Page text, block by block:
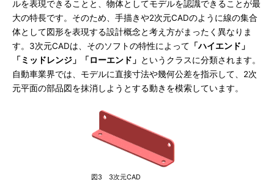
ルを表現できることと、物体としてモデルを認識できることが最
大の特長です。そのため、手描きや2次元CADのように線の集合
体として図形を表現する設計概念と考え方がまったく異なりま
す。3次元CADは、そのソフトの特性によって 「ハイエンド」
「ミッドレンジ」「ローエンド」 というクラスに分類されます。
自動車業界では、モデルに直接寸法や幾何公差を指示して、2次
元平面の部品図を抹消しようとする動きを模索しています。
図3 3次元CAD